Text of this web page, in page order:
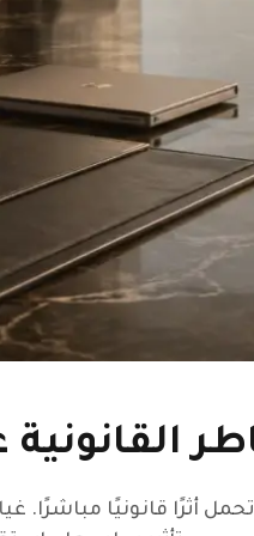
أثرًا قانونيًا مباشرًا.